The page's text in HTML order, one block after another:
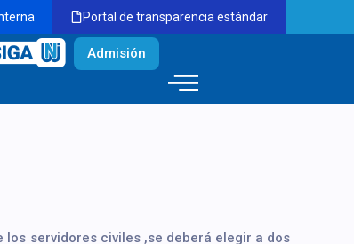
Portal de transparencia estándar
Admisión
servidores civiles ,se deberá elegir a dos